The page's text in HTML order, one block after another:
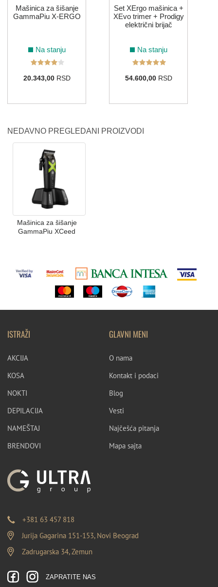
Mašinica za šišanje
GammaPiu X-ERGO
Na stanju
20.343,00RSD
Set XErgo mašinica +
XEvo trimer + Prodigy
električni brijač
Na stanju
54.600,00RSD
NEDAVNO PREGLEDANI PROIZVODI
Mašinica za šišanje
GammaPiu XCeed
ISTRAŽI
AKCIJA
KOSA
NOKTI
DEPILACIJA
NAMEŠTAJ
BRENDOVI
GLAVNI MENI
O nama
Kontakt i podaci
Blog
Vesti
Najčešća pitanja
Mapa sajta
+381 63 457 818
Jurija Gagarina 151-153, Novi Beograd
Zadrugarska 34, Zemun
ZAPRATITE NAS